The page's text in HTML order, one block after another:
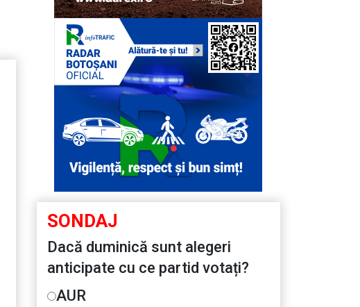
SONDAJ
Dacă duminică sunt alegeri
anticipate cu ce partid votați?
AUR